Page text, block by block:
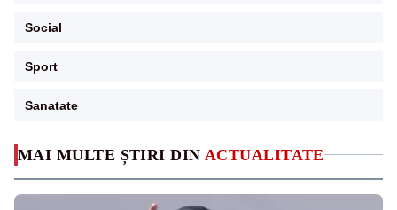
MAI MULTE ȘTIRI DIN ACTUALITATE
Social
Sport
Sanatate